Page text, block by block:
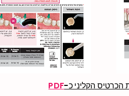
הכרטיס הקליני כ-PDF